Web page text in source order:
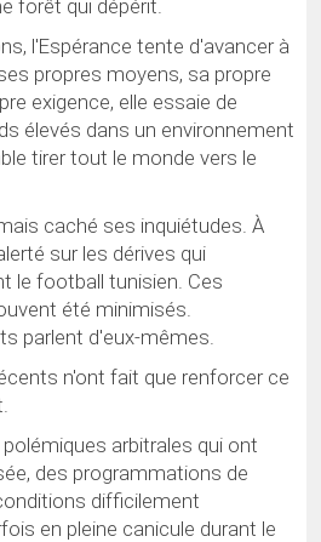
forêt qui dépérit.
l'Espérance tente d'avancer à
propres moyens, sa propre
exigence, elle essaie de
élevés dans un environnement
tirer tout le monde vers le
caché ses inquiétudes. À
sur les dérives qui
le football tunisien. Ces
été minimisés.
parlent d'eux-mêmes.
n'ont fait que renforcer ce
arbitrales qui ont
des programmations de
difficilement
en pleine canicule durant le